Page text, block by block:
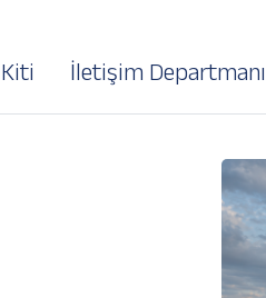
İletişim Departmanı